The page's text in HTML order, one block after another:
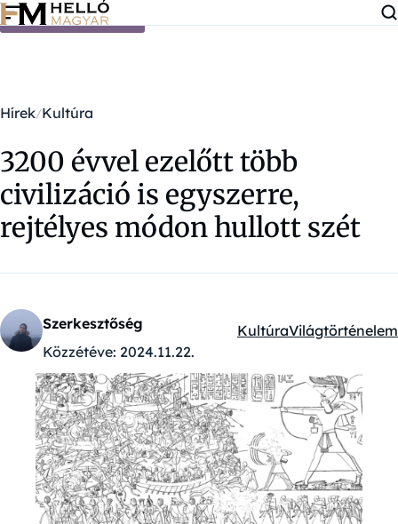
Ugrás a tartalomra
Hírek Kultúra
3200 évvel ezelőtt több
civilizáció is egyszerre,
rejtélyes módon hullott szét
Szerkesztőség
Közzétéve: 2024.11.22.
Kategóriák:
KultúraVilágtörténelem